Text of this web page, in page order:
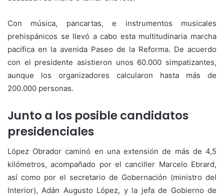
Con música, pancartas, e instrumentos musicales
prehispánicos se llevó a cabo esta multitudinaria marcha
pacífica en la avenida Paseo de la Reforma. De acuerdo
con el presidente asistieron unos 60.000 simpatizantes,
aunque los organizadores calcularon hasta más de
200.000 personas.
Junto a los posible candidatos
presidenciales
López Obrador caminó en una extensión de más de 4,5
kilómetros, acompañado por el canciller Marcelo Ebrard,
así como por el secretario de Gobernación (ministro del
Interior), Adán Augusto López, y la jefa de Gobierno de